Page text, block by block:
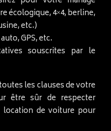
écologique, 4×4, berline,
etc.)
GPS, etc.
souscrites par le
les clauses de votre
être sûr de respecter
de voiture pour